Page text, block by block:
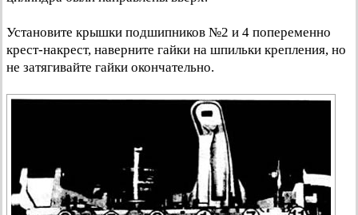
Установите крышки подшипников №2 и 4 попеременно
крест-накрест, наверните гайки на шпильки крепления, но
не затягивайте гайки окончательно.